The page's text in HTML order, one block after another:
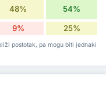
48% 54%
9% 25%
postotak, pa mogu biti jednaki